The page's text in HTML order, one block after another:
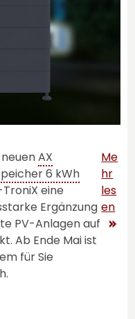
AX
6 kWh
eine
Ergänzung
PV-Anlagen auf
Ab Ende Mai ist
für Sie
Me
hr
les
en